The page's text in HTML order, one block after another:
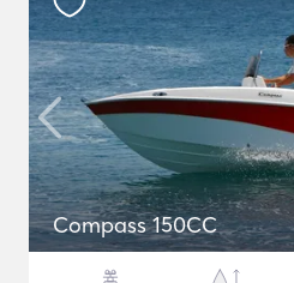
Compass 150CC